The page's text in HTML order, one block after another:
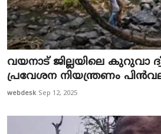
Gallery
E-Paper
വയനാട് ജില്ലയിലെ കുറുവാ
പ്രവേശന നിയന്ത്രണം
webdesk Sep 12, 2025